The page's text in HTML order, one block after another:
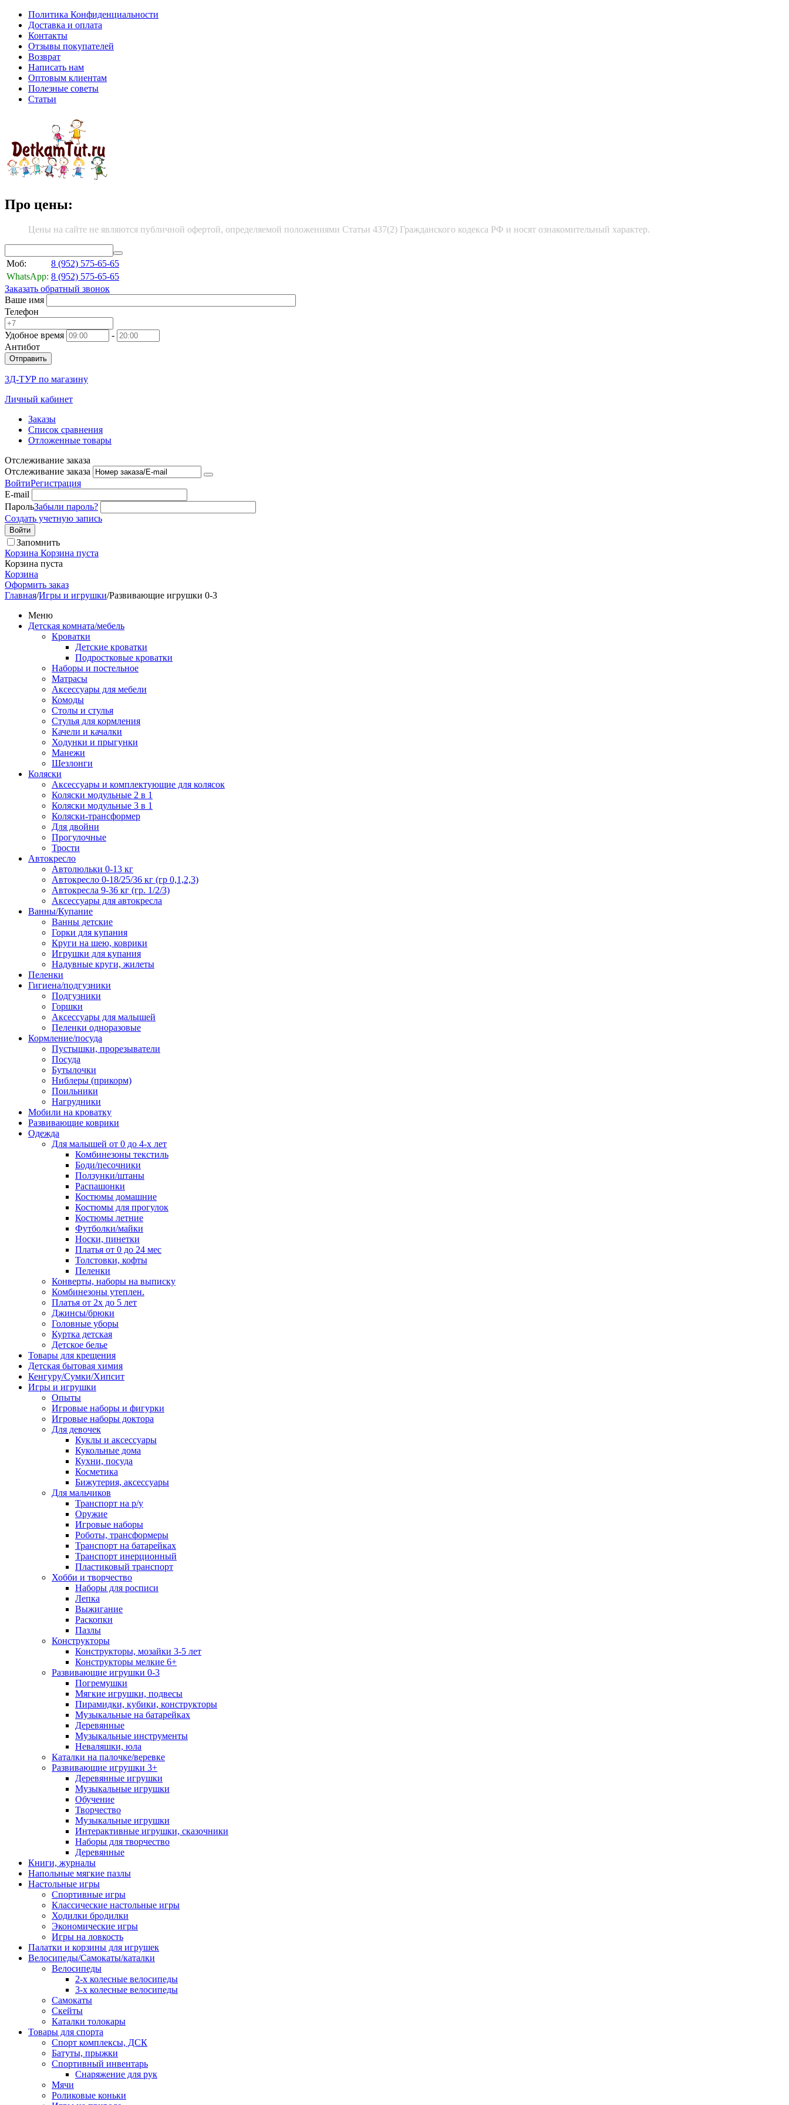
Политика Конфиденциальности
Доставка и оплата
Контакты
Отзывы покупателей
Возврат
Написать нам
Оптовым клиентам
Полезные советы
Статьи
Про цены:
Цены на сайте не являются публичной офертой, определяемой положениями Статьи 437(2) Гражданского кодекса РФ и носят ознакомительный характер.
Моб: 8 (952) 575-65-65
WhatsApp: 8 (952) 575-65-65
Заказать обратный звонок
Ваше имя
Телефон
Удобное время
-
Антибот
Отправить
3Д-ТУР по магазину
Личный кабинет
Заказы
Список сравнения
Отложенные товары
Отслеживание заказа
Отслеживание заказа
ВойтиРегистрация
E-mail
ПарольЗабыли пароль?
Создать учетную запись
Войти
Запомнить
Корзина Корзина пуста
Корзина пуста
Корзина
Оформить заказ
Главная/Игры и игрушки/Развивающие игрушки 0-3
Меню
Детская комната/мебель
Кроватки
Детские кроватки
Подростковые кроватки
Наборы и постельное
Матрасы
Аксессуары для мебели
Комоды
Столы и стулья
Стулья для кормления
Качели и качалки
Ходунки и прыгунки
Манежи
Шезлонги
Коляски
Аксессуары и комплектующие для колясок
Коляски модульные 2 в 1
Коляски модульные 3 в 1
Коляски-трансформер
Для двойни
Прогулочные
Трости
Автокресло
Автолюльки 0-13 кг
Автокресло 0-18/25/36 кг (гр 0,1,2,3)
Автокресла 9-36 кг (гр. 1/2/3)
Аксессуары для автокресла
Ванны/Купание
Ванны детские
Горки для купания
Круги на шею, коврики
Игрушки для купания
Надувные круги, жилеты
Пеленки
Гигиена/подгузники
Подгузники
Горшки
Аксессуары для малышей
Пеленки одноразовые
Кормление/посуда
Пустышки, прорезыватели
Посуда
Бутылочки
Ниблеры (прикорм)
Поильники
Нагрудники
Мобили на кроватку
Развивающие коврики
Одежда
Для малышей от 0 до 4-х лет
Комбинезоны текстиль
Боди/песочники
Ползунки/штаны
Распашонки
Костюмы домашние
Костюмы для прогулок
Костюмы летние
Футболки/майки
Носки, пинетки
Платья от 0 до 24 мес
Толстовки, кофты
Пеленки
Конверты, наборы на выписку
Комбинезоны утеплен.
Платья от 2х до 5 лет
Джинсы/брюки
Головные уборы
Куртка детская
Детское белье
Товары для крещения
Детская бытовая химия
Кенгуру/Сумки/Хипсит
Игры и игрушки
Опыты
Игровые наборы и фигурки
Игровые наборы доктора
Для девочек
Куклы и аксессуары
Кукольные дома
Кухни, посуда
Косметика
Бижутерия, аксессуары
Для мальчиков
Транспорт на р/у
Оружие
Игровые наборы
Роботы, трансформеры
Транспорт на батарейках
Транспорт инерционный
Пластиковый транспорт
Хобби и творчество
Наборы для росписи
Лепка
Выжигание
Раскопки
Пазлы
Конструкторы
Конструкторы, мозайки 3-5 лет
Конструкторы мелкие 6+
Развивающие игрушки 0-3
Погремушки
Мягкие игрушки, подвесы
Пирамидки, кубики, конструкторы
Музыкальные на батарейках
Деревянные
Музыкальные инструменты
Неваляшки, юла
Каталки на палочке/веревке
Развивающие игрушки 3+
Деревянные игрушки
Музыкальные игрушки
Обучение
Творчество
Музыкальные игрушки
Интерактивные игрушки, сказочники
Наборы для творчество
Деревянные
Книги, журналы
Напольные мягкие пазлы
Настольные игры
Спортивные игры
Классические настольные игры
Ходилки бродилки
Экономические игры
Игры на ловкость
Палатки и корзины для игрушек
Велосипеды/Самокаты/каталки
Велосипеды
2-х колесные велосипеды
3-х колесные велосипеды
Самокаты
Скейты
Каталки толокары
Товары для спорта
Спорт комплексы, ДСК
Батуты, прыжки
Спортивный инвентарь
Снаряжение для рук
Мячи
Роликовые коньки